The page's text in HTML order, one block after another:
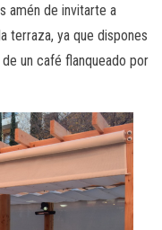
amén de invitarte a
terraza, ya que dispones
un café flanqueado por